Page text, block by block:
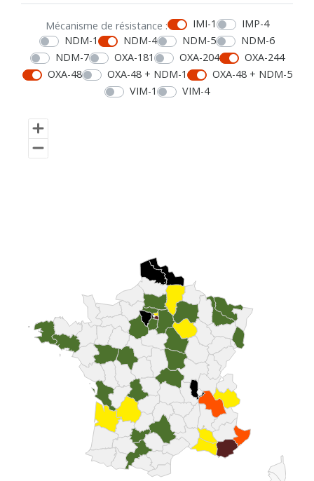
Mécanisme de résistance : IMI-1
IMP-4
NDM-1
NDM-4 NDM-5
NDM-6
NDM-7
OXA-181 OXA-204
OXA-244
OXA-48
OXA-48 + NDM-1
OXA-48 + NDM-5
VIM-1
VIM-4